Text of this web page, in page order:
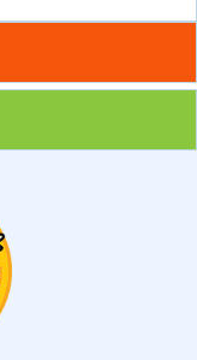
STOBu
STOBu ve